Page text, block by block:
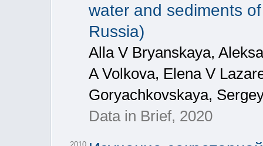
water and sediments
Russia)
Alla V Bryanskaya,
A Volkova, Elena V
Goryachkovskaya,
Data in Brief, 2020